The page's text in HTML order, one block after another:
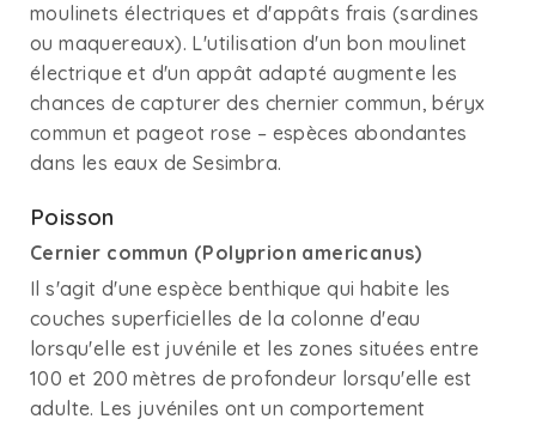
moulinets électriques et d'appâts frais (sardines
ou maquereaux). L'utilisation d'un bon moulinet
électrique et d'un appât adapté augmente les
chances de capturer des chernier commun, béryx
commun et pageot rose – espèces abondantes
dans les eaux de Sesimbra.
Poisson
Cernier commun (Polyprion americanus)
Il s'agit d'une espèce benthique qui habite les
couches superficielles de la colonne d'eau
lorsqu'elle est juvénile et les zones situées entre
100 et 200 mètres de profondeur lorsqu'elle est
adulte. Les juvéniles ont un comportement